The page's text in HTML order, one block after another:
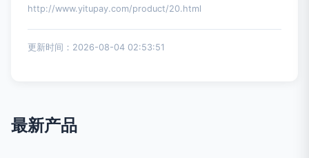
http://www.yitupay.com/product/20.html
更新时间：2026-08-04 02:53:51
最新产品